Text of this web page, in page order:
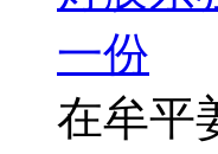
在牟平